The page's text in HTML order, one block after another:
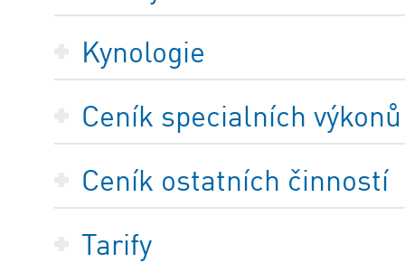
Kynologie
Ceník specialních výkonů
Ceník ostatních činností
Tarify